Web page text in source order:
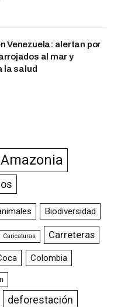
Venezuela: alertan por
al mar y
la salud
Amazonia
Biodiversidad
Caricaturas Carreteras
Colombia
deforestación